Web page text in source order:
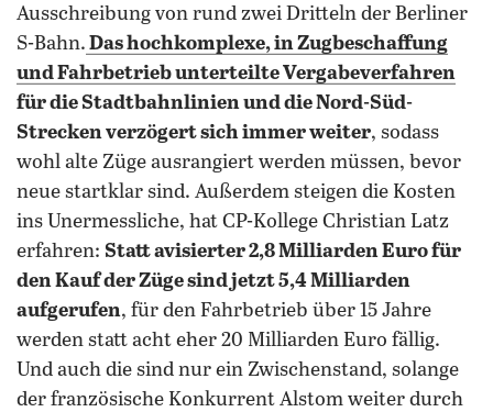
Ausschreibung von rund zwei Dritteln der Berliner
S-Bahn. Das hochkomplexe, in Zugbeschaffung
und Fahrbetrieb unterteilteVergabeverfahren
für die Stadtbahnlinien und die Nord-Süd-
Strecken verzögert sich immer weiter, sodass
wohl alte Züge ausrangiert werden müssen, bevor
neue startklar sind. Außerdem steigen die Kosten
ins Unermessliche, hat CP-Kollege Christian Latz
erfahren: Statt avisierter 2,8 Milliarden Euro für
den Kauf der Züge sind jetzt 5,4 Milliarden
aufgerufen, für den Fahrbetrieb über 15 Jahre
werden statt acht eher 20 Milliarden Euro fällig.
Und auch die sind nur ein Zwischenstand, solange
der französische Konkurrent Alstom weiter durch